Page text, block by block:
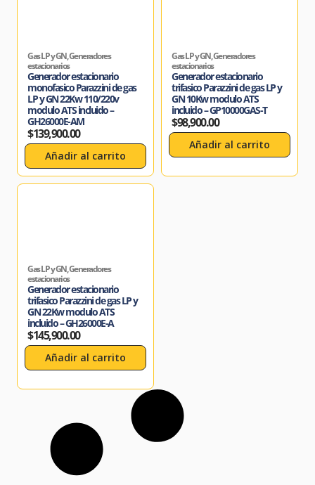
Gas LP y GN,Generadores
estacionarios
Generador estacionario
monofasico Parazzini de gas
LP y GN 22Kw 110/220v
modulo ATS incluido –
GH26000E-AM
$139,900.00
Añadir al carrito
Gas LP y GN,Generadores
estacionarios
Generador estacionario
trifasico Parazzini de gas LP y
GN 10Kw modulo ATS
incluido – GP10000GAS-T
$98,900.00
Añadir al carrito
Gas LP y GN,Generadores
estacionarios
Generador estacionario
trifasico Parazzini de gas LP y
GN 22Kw modulo ATS
incluido – GH26000E-A
$145,900.00
Añadir al carrito